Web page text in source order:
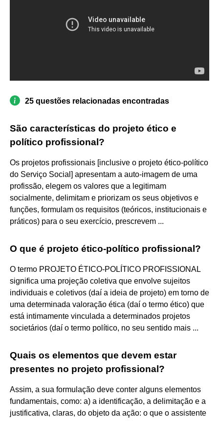
25 questões relacionadas encontradas
São características do projeto ético e
político profissional?
Os projetos profissionais [inclusive o projeto ético-político
do Serviço Social] apresentam a auto-imagem de uma
profissão, elegem os valores que a legitimam
socialmente, delimitam e priorizam os seus objetivos e
funções, formulam os requisitos (teóricos, institucionais e
práticos) para o seu exercício, prescrevem ...
O que é projeto ético-político profissional?
O termo PROJETO ÉTICO-POLÍTICO PROFISSIONAL
significa uma projeção coletiva que envolve sujeitos
individuais e coletivos (daí a ideia de projeto) em torno de
uma determinada valoração ética (daí o termo ético) que
está intimamente vinculada a determinados projetos
societários (daí o termo político, no seu sentido mais ...
Quais os elementos que devem estar
presentes no projeto profissional?
Assim, a sua formulação deve conter alguns elementos
fundamentais, como: a) a identificação, a delimitação e a
justificativa, claras, do objeto da ação: o que o assistente